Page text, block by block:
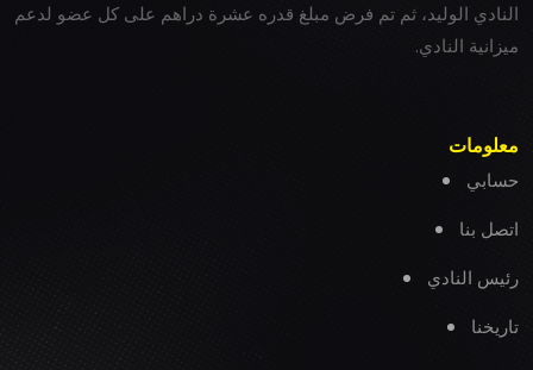
النادي الوليد، ثم تم فرض مبلغ قدره عشرة دراهم على كل عضو لدعم
ميزانية النادي.
معلومات
حسابي
اتصل بنا
رئيس النادي
تاريخنا